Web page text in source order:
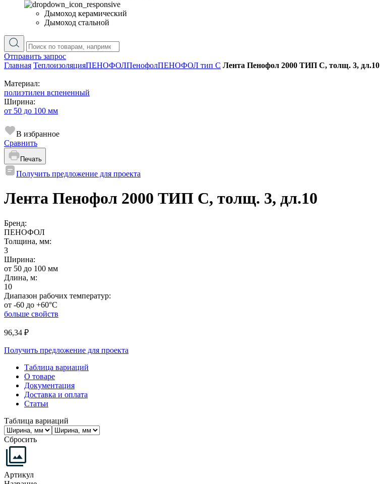
Дымоход керамический
Дымоход стальной
Отправить запрос
Главная ТеплоизоляцияПЕНОФОЛПенофолПЕНОФОЛ тип C Лента Пенофол 2000 ТИП C, толщ. 3, дл.10
Материал:
полиэтилен вспененный
Ширина:
от 50 до 100 мм
В избранное
Сравнить
Печать
Получить предложение для проекта
Лента Пенофол 2000 ТИП C, толщ. 3, дл.10
Бренд:
ПЕНОФОЛ
Толщина, мм:
3
Ширина:
от 50 до 100 мм
Длина, м:
10
Диапазон рабочих температур:
от -60 до +60°C
больше свойств
96,34 ₽
Получить предложение для проекта
Таблица вариаций
О товаре
Документация
Доставка и оплата
Статьи
Таблица вариаций
Сбросить
Артикул